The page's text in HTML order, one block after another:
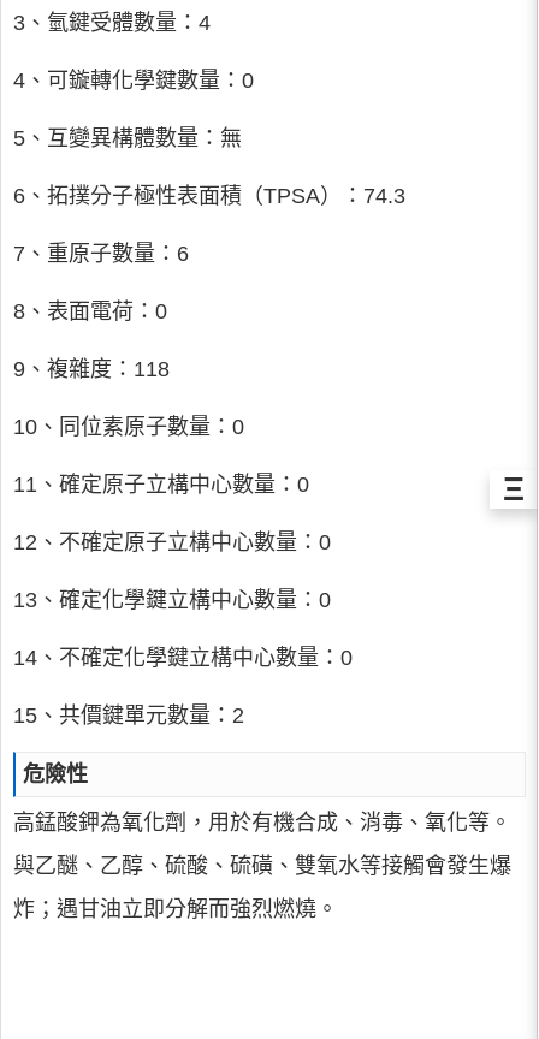
3、氫鍵受體數量：4
4、可鏇轉化學鍵數量：0
5、互變異構體數量：無
6、拓撲分子極性表面積（TPSA）：74.3
7、重原子數量：6
8、表面電荷：0
9、複雜度：118
10、同位素原子數量：0
11、確定原子立構中心數量：0
12、不確定原子立構中心數量：0
13、確定化學鍵立構中心數量：0
14、不確定化學鍵立構中心數量：0
15、共價鍵單元數量：2
危險性
高錳酸鉀為氧化劑，用於有機合成、消毒、氧化等。
與乙醚、乙醇、硫酸、硫磺、雙氧水等接觸會發生爆
炸；遇甘油立即分解而強烈燃燒。
Ξ